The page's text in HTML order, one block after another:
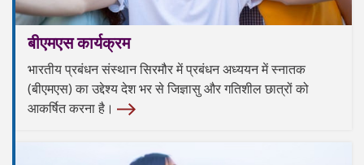
बीएमएस कार्यक्रम
भारतीय प्रबंधन संस्थान सिरमौर में प्रबंधन अध्ययन में स्नातक
(बीएमएस) का उद्देश्य देश भर से जिज्ञासु और गतिशील छात्रों को
आकर्षित करना है।